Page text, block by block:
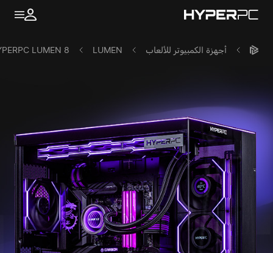
أجهزة الكمبيوتر للألعاب LUMEN
LUMEN 8